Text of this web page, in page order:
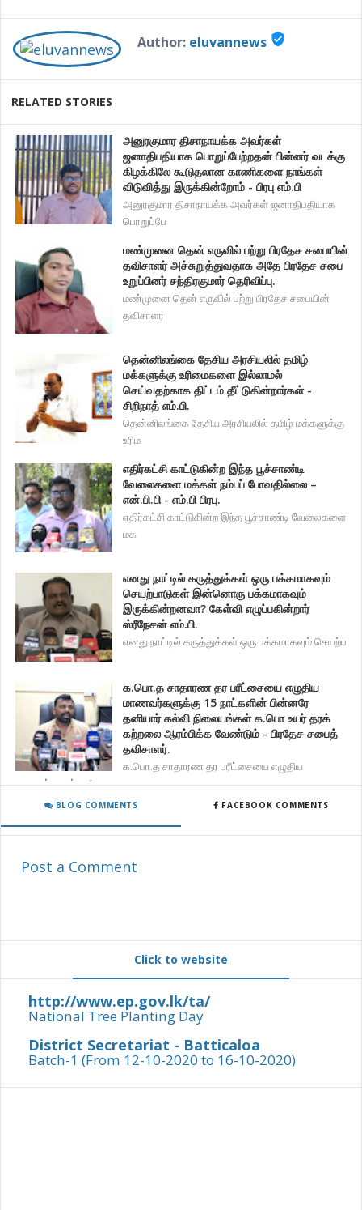
Author: eluvannews verified_user
RELATED STORIES
அனுரகுமார திசாநாயக்க அவர்கள்
ஜனாதிபதியாக பொறுப்பேற்றதன் பின்னர் வடக்கு
கிழக்கிலே கூடுதலான காணிகளை நாங்கள்
விடுவித்து இருக்கின்றோம் - பிரபு எம்.பி
அனுரகுமார திசாநாயக்க அவர்கள் ஜனாதிபதியாக
பொறுப்பே
மண்முனை தென் எருவில் பற்று பிரதேச சபையின்
தவிசாளர் அச்சுறுத்துவதாக அதே பிரதேச சபை
உறுப்பினர் சந்திரகுமார் தெரிவிப்பு.
மண்முனை தென் எருவில் பற்று பிரதேச சபையின்
தவிசாளர
தென்னிலங்கை தேசிய அரசியலில் தமிழ்
மக்களுக்கு உரிமைகளை இல்லாமல்
செய்வதற்காக திட்டம் தீட்டுகின்றார்கள் -
சிறிநாத் எம்.பி.
தென்னிலங்கை தேசிய அரசியலில் தமிழ் மக்களுக்கு
உரிம
எதிர்கட்சி காட்டுகின்ற இந்த பூச்சாண்டி
வேலைகளை மக்கள் நம்பப் போவதில்லை –
என்.பி.பி - எம்.பி பிரபு.
எதிர்கட்சி காட்டுகின்ற இந்த பூச்சாண்டி வேலைகளை
மக
எனது நாட்டில் கருத்துக்கள் ஒரு பக்கமாகவும்
செயற்பாடுகள் இன்னொரு பக்கமாகவும்
இருக்கின்றனவா? கேள்வி எழுப்பகின்றார்
ஸ்ரீநேசன் எம்.பி.
எனது நாட்டில் கருத்துக்கள் ஒரு பக்கமாகவும் செயற்ப
க.பொ.த சாதாரண தர பரீட்சையை எழுதிய
மாணவர்களுக்கு 15 நாட்களின் பின்னரே
தனியார் கல்வி நிலையங்கள் க.பொ உயர் தரக்
கற்றலை ஆரம்பிக்க வேண்டும் - பிரதேச சபைத்
தவிசாளர்.
க.பொ.த சாதாரண தர பரீட்சையை எழுதிய
மாணவர்களுக்கு 1
BLOG COMMENTS FACEBOOK COMMENTS
Post a Comment
Click to website
http://www.ep.gov.lk/ta/
National Tree Planting Day
District Secretariat - Batticaloa
Batch-1 (From 12-10-2020 to 16-10-2020)